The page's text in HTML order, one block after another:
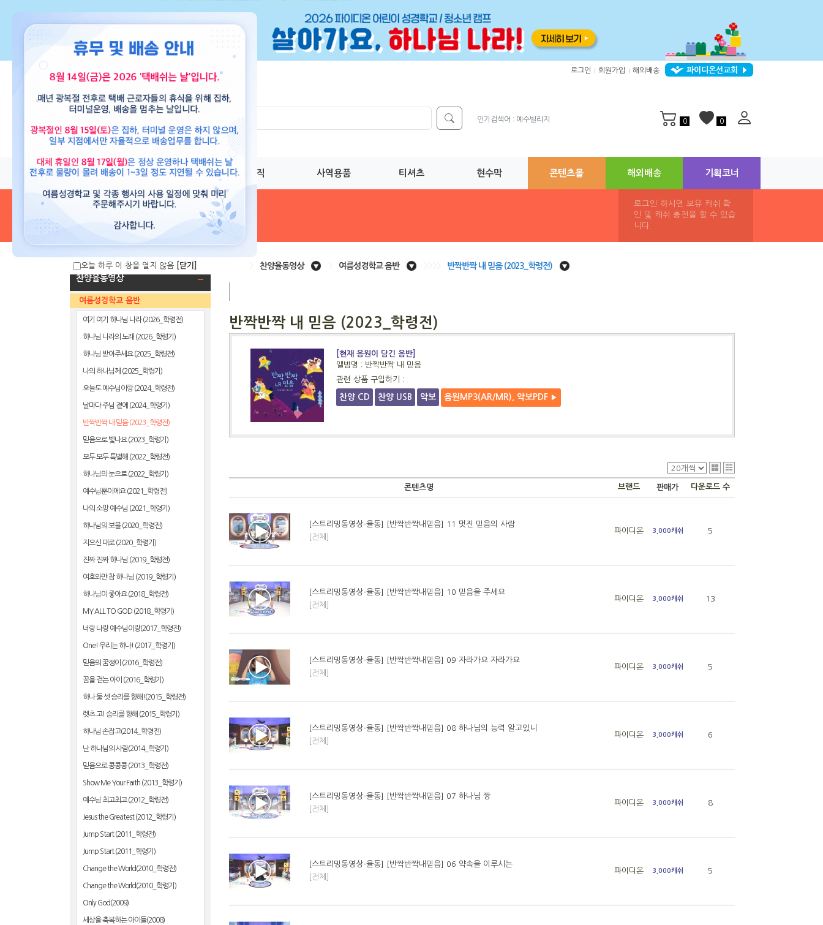
로그인 회원가입 해외배송 파이디온선교회
인기검색어 : 예수빌리지 0 0
교재 도서 뮤직 사역용품 티셔츠 현수막 콘텐츠몰 해외배송 기획코너
로그인 하시면 보유 캐쉬 확
인 및 캐쉬 충전을 할 수 있습
니다.
찬양율동영상
여름성경학교 음반
여기 여기 하나님 나라 (2026_학령전)
하나님 나라의 노래 (2026_학령기)
하나님 받아주세요 (2025_학령전)
나의 하나님께 (2025_학령기)
오늘도 예수님이랑 (2024_학령전)
날마다 주님 곁에 (2024_학령기)
반짝반짝 내 믿음 (2023_학령전)
믿음으로 빛나요 (2023_학령기)
모두 모두 특별해 (2022_학령전)
하나님의 눈으로 (2022_학령기)
예수님뿐이에요 (2021_학령전)
나의 소망 예수님 (2021_학령기)
하나님의 보물 (2020_학령전)
지으신 대로 (2020_학령기)
진짜 진짜 하나님 (2019_학령전)
여호와만 참 하나님 (2019_학령기)
하나님이 좋아요 (2018_학령전)
MY ALL TO GOD (2018_학령기)
너랑 나랑 예수님이랑(2017_학령전)
One! 우리는 하나! (2017_학령기)
믿음의 꿈쟁이 (2016_학령전)
꿈을 걷는 아이 (2016_학령기)
하나 둘 셋 승리를 향해!(2015_학령전)
렛츠 고! 승리를 향해 (2015_학령기)
하나님 손잡고(2014_학령전)
난 하나님의 사람(2014_학령기)
믿음으로 콩콩콩 (2013_학령전)
Show Me Your Faith (2013_학령기)
예수님 최고최고 (2012_학령전)
Jesus the Greatest (2012_학령기)
Jump Start (2011_학령전)
Jump Start (2011_학령기)
Change the World(2010_학령전)
Change the World(2010_학령기)
Only God(2009)
세상을 축복하는 아이들(2008)
찬양율동영상 여름성경학교 음반 반짝반짝 내 믿음 (2023_학령전)
반짝반짝 내 믿음 (2023_학령전)
[현재 음원이 담긴 음반]
앨범명 : 반짝반짝 내 믿음
관련 상품 구입하기 :
찬양 CD 찬양 USB 악보 음원MP3(AR/MR), 악보PDF ▶
콘텐츠명 브랜드 판매가 다운로드 수
[스트리밍동영상-율동] [반짝반짝내믿음] 11 멋진 믿음의 사람
[전체]
파이디온 3,000캐쉬 5
[스트리밍동영상-율동] [반짝반짝내믿음] 10 믿음을 주세요
[전체]
파이디온 3,000캐쉬 13
[스트리밍동영상-율동] [반짝반짝내믿음] 09 자라가요 자라가요
[전체]
파이디온 3,000캐쉬 5
[스트리밍동영상-율동] [반짝반짝내믿음] 08 하나님의 능력 알고있니
[전체]
파이디온 3,000캐쉬 6
[스트리밍동영상-율동] [반짝반짝내믿음] 07 하나님 짱
[전체]
파이디온 3,000캐쉬 8
[스트리밍동영상-율동] [반짝반짝내믿음] 06 약속을 이루시는
[전체]
파이디온 3,000캐쉬 5
오늘 하루 이 창을 열지 않음 [닫기]